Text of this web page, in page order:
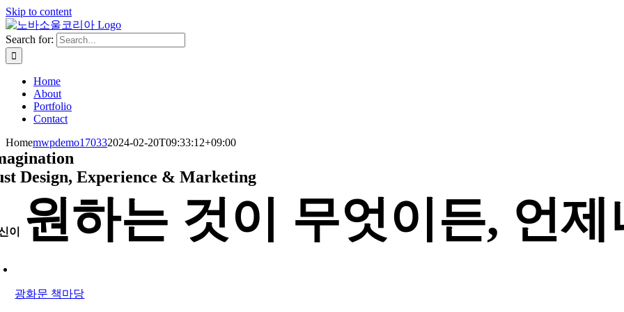
Skip to content
Search for:
Home
About
Portfolio
Contact
Homemwpdemo170332024-02-20T09:33:12+09:00
Design, Experience & Marketing
이 원하는 것이 무엇이든, 언
광화문 책마당